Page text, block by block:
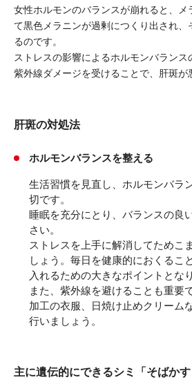
女性ホルモンのバランスが崩れると、
て黒色メラニンが過剰につくり出され
るのです。
ストレスの影響によるホルモンバランス
紫外線ダメージを受けることで、肝斑が
肝斑の対処法
ホルモンバランスを整える
生活習慣を見直し、ホルモンバラ
切です。
睡眠を充分にとり、バランスの良
さい。
ストレスを上手に解消してためこ
しょう。毎日を健康的におくるこ
入れるための大きなポイントとな
また、紫外線を避けることも重要
加工の衣服、日焼け止めクリーム
行いましょう。
主に遺伝的にできるシミ「そばかす